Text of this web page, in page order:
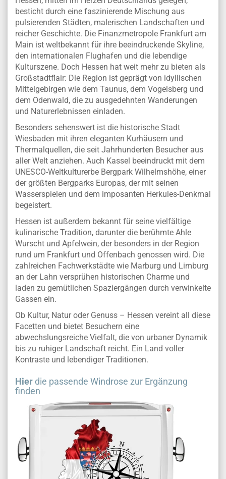
besticht durch eine faszinierende Mischung aus
pulsierenden Städten, malerischen Landschaften und
reicher Geschichte. Die Finanzmetropole Frankfurt am
Main ist weltbekannt für ihre beeindruckende Skyline,
den internationalen Flughafen und die lebendige
Kulturszene. Doch Hessen hat weit mehr zu bieten als
Großstadtflair: Die Region ist geprägt von idyllischen
Mittelgebirgen wie dem Taunus, dem Vogelsberg und
dem Odenwald, die zu ausgedehnten Wanderungen
und Naturerlebnissen einladen.
Besonders sehenswert ist die historische Stadt
Wiesbaden mit ihren eleganten Kurhäusern und
Thermalquellen, die seit Jahrhunderten Besucher aus
aller Welt anziehen. Auch Kassel beeindruckt mit dem
UNESCO-Weltkulturerbe Bergpark Wilhelmshöhe, einer
der größten Bergparks Europas, der mit seinen
Wasserspielen und dem imposanten Herkules-Denkmal
begeistert.
Hessen ist außerdem bekannt für seine vielfältige
kulinarische Tradition, darunter die berühmte Ahle
Wurscht und Apfelwein, der besonders in der Region
rund um Frankfurt und Offenbach genossen wird. Die
zahlreichen Fachwerkstädte wie Marburg und Limburg
an der Lahn versprühen historischen Charme und
laden zu gemütlichen Spaziergängen durch verwinkelte
Gassen ein.
Ob Kultur, Natur oder Genuss – Hessen vereint all diese
Facetten und bietet Besuchern eine
abwechslungsreiche Vielfalt, die von urbaner Dynamik
bis zu ruhiger Landschaft reicht. Ein Land voller
Kontraste und lebendiger Traditionen.
Hier die passende Windrose zur Ergänzung
finden